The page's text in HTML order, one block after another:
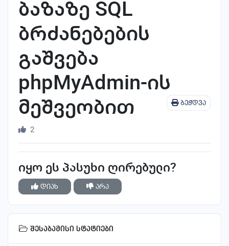
ბაზაზე SQL
ბრძანებების
გაშვება
phpMyAdmin-ის
მეშვეობით
ბეჭდვა
2
იყო ეს პასუხი ღირებული?
დიახ არა
შესაბამისი სტატიები